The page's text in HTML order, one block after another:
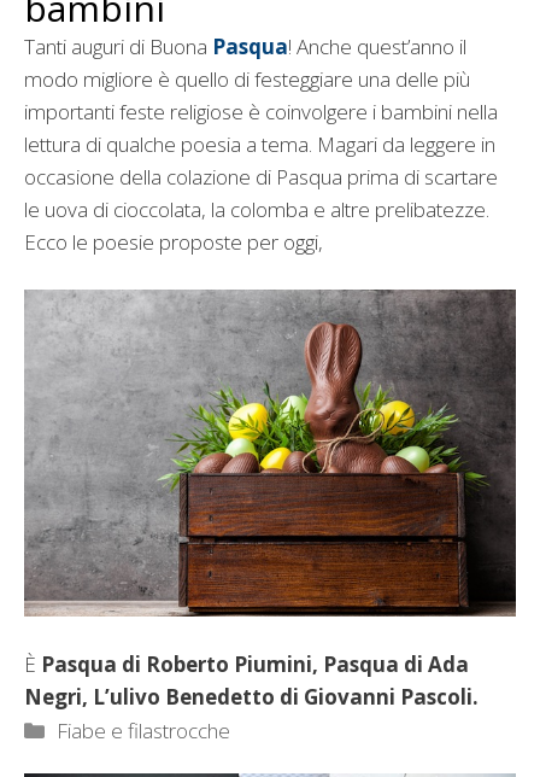
Tanti auguri di Buona Pasqua! Anche quest’anno il
modo migliore è quello di festeggiare una delle più
importanti feste religiose è coinvolgere i bambini nella
lettura di qualche poesia a tema. Magari da leggere in
occasione della colazione di Pasqua prima di scartare
le uova di cioccolata, la colomba e altre prelibatezze.
Ecco le poesie proposte per oggi,
È Pasqua di Roberto Piumini, Pasqua di Ada
Negri, L’ulivo Benedetto di Giovanni Pascoli.
Categorie
Fiabe e filastrocche